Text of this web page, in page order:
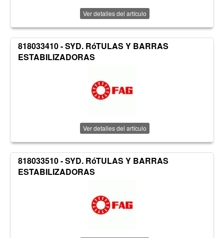
Ver detalles del artículo
818033410 - SYD. RóTULAS Y BARRAS
ESTABILIZADORAS
Ver detalles del artículo
818033510 - SYD. RóTULAS Y BARRAS
ESTABILIZADORAS